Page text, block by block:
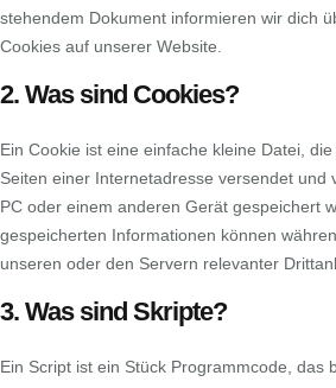
stehendem Dokument informieren wir dich
Cookies auf unserer Website.
2. Was sind Cookies?
Ein Cookie ist eine einfache kleine Datei,
Seiten einer Internetadresse versendet und
PC oder einem anderen Gerät gespeichert
gespeicherten Informationen können
unseren oder den Servern relevanter
3. Was sind Skripte?
Ein Script ist ein Stück Programmcode, das